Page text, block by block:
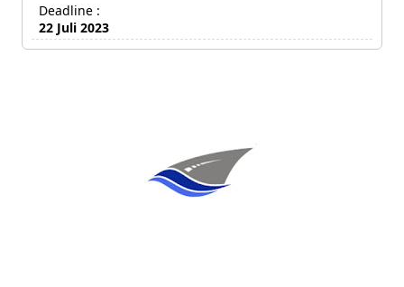
Deadline :
22 Juli 2023